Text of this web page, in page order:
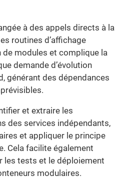
à des appels directs à la
routines d’affichage
modules et complique la
demande d’évolution
générant des dépendances
et extraire les
des services indépendants,
et appliquer le principe
Cela facilite également
les tests et le déploiement
modulaires.